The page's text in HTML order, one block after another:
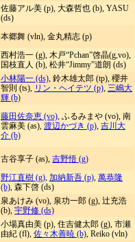
佐藤アル美 (p), 大森哲也 (b), YASU
(ds)
本郷舞 (vln), 金丸精志 (p)
西村浩一 (g), 木戸“Pchan”啓晶(g,vo),
国枝直人 (b), 松井“Jimmy”道朗 (ds)
小林陽一 (ds), 鈴木雄太郎 (tp), 櫻井
智則 (ts), リン・ヘイテツ (p), 三嶋大
輝 (b)
藤田佐奈恵 (vo), ふるみまや (vo), 南
雲麻美 (as), 渡辺かづき (p), 吉川大
介 (b)
古谷享子 (as), 吉野悟 (g)
野江直樹 (g), 加納新吾 (p), 萬恭隆
(b), 森下啓 (ds)
泉あけみ (vo), 泉功一郎 (g), 辻充浩
(b), 宇野修 (ds)
小場真由美 (p), 住吉健太郎 (g), 市瀬
由紀 (fl), 佐々木善暁 (b), Reiko (vln)